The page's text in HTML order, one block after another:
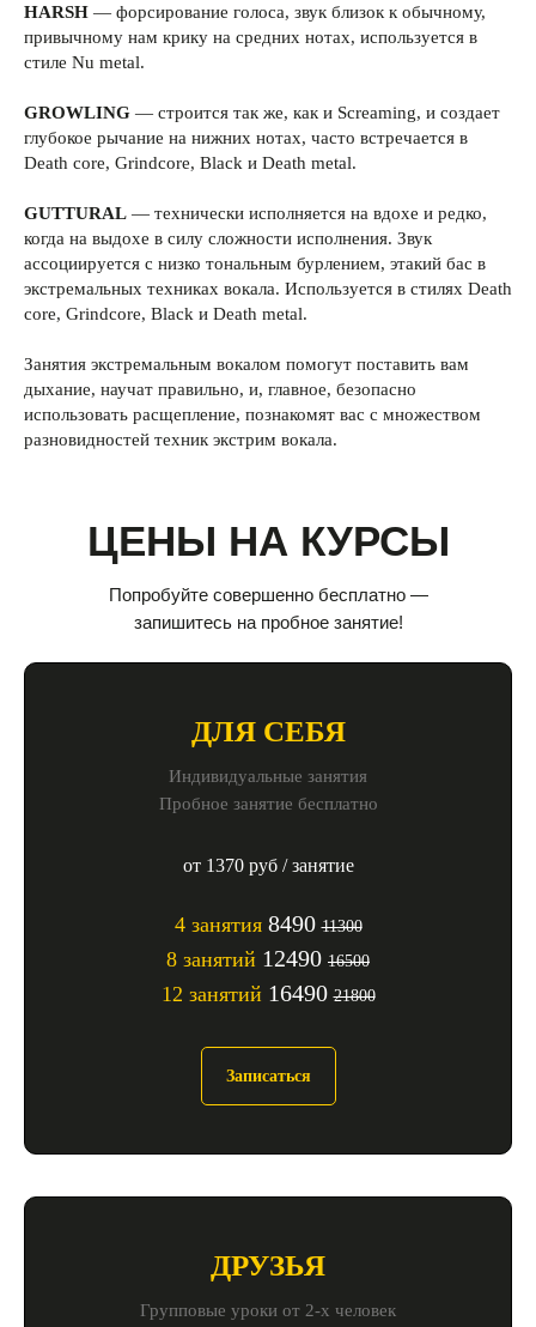
HARSH — форсирование голоса, звук близок к обычному,
привычному нам крику на средних нотах, используется в
стиле Nu metal.
GROWLING — строится так же, как и Screaming, и создает
глубокое рычание на нижних нотах, часто встречается в
Death core, Grindcore, Black и Death metal.
GUTTURAL — технически исполняется на вдохе и редко,
когда на выдохе в силу сложности исполнения. Звук
ассоциируется с низко тональным бурлением, этакий бас в
экстремальных техниках вокала. Используется в стилях Death
core, Grindcore, Black и Death metal.
Занятия экстремальным вокалом помогут поставить вам
дыхание, научат правильно, и, главное, безопасно
использовать расщепление, познакомят вас с множеством
разновидностей техник экстрим вокала.
ЦЕНЫ НА КУРСЫ
Попробуйте совершенно бесплатно —
запишитесь на пробное занятие!
ДЛЯ СЕБЯ
Индивидуальные занятия
Пробное занятие бесплатно
от 1370 руб / занятие
4 занятия 849011300
8 занятий 12490 16500
12 занятий 1649021800
Записаться
ДРУЗЬЯ
Групповые уроки от 2-х человек